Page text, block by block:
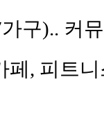
구).. 커
페, 피트